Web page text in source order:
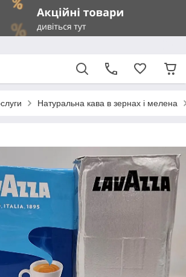
Натуральна кава в зернах і мелена